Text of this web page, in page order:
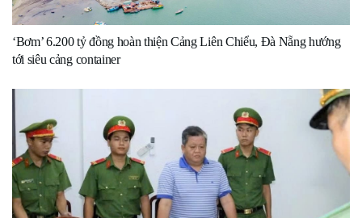
‘Bơm’ 6.200 tỷ đồng hoàn thiện Cảng Liên Chiểu, Đà Nẵng hướng
tới siêu cảng container